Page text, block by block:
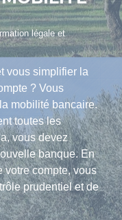
légale et
vous simplifier la
? Vous
mobilité bancaire.
toutes les
vous devez
banque. En
votre compte, vous
prudentiel et de